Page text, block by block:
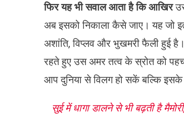
फिर यह भी सवाल आता है कि आखिर
अब इसको निकाला कैसे जाए। यह जो
अशांति, विप्लव और भुखमरी फैली हुई
रहते हुए उस अमर तत्व के स्रोत को
आप दुनिया से विलग हो सकें बल्कि इसके
सुई में धागा डालने से भी बढ़ती है